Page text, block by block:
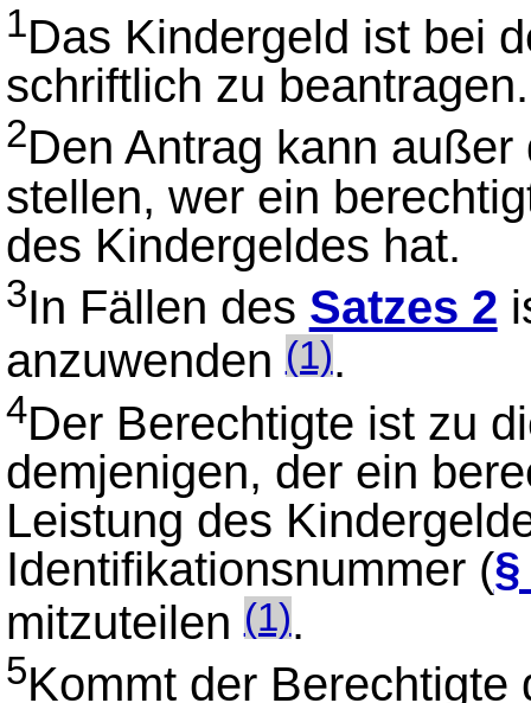
1Das Kindergeld ist bei
schriftlich zu beantragen.
2Den Antrag kann
stellen, wer ein
des Kindergeldes hat.
3In Fällen des Satzes 2
anzuwenden(1).
4Der Berechtigte ist zu
demjenigen, der ein
Leistung des
Identifikationsnummer (
mitzuteilen(1).
5Kommt der Berechtigte